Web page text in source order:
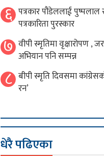
६ पत्रकार पौडेललाई पुष्पलाल
पत्रकारिता पुरस्कार
७ वीपी स्मृतिमा वृक्षारोपण ,
अभियान पनि सम्पन्न
८ बीपी स्मृति दिवसमा
रन’
धेरै पढिएका